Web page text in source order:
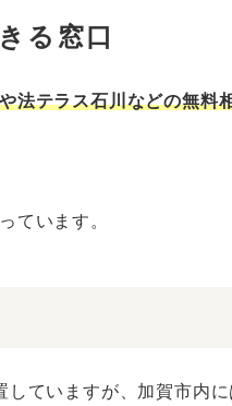
る窓口
法テラス石川などの無料
ています。
ていますが、加賀市内